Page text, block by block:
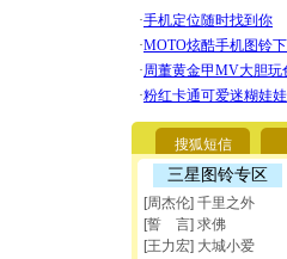
搜狐短信
三星图铃专区
[周杰伦] 千里之外
[誓 言] 求佛
[王力宏] 大城小爱